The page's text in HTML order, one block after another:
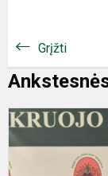
Grįžti